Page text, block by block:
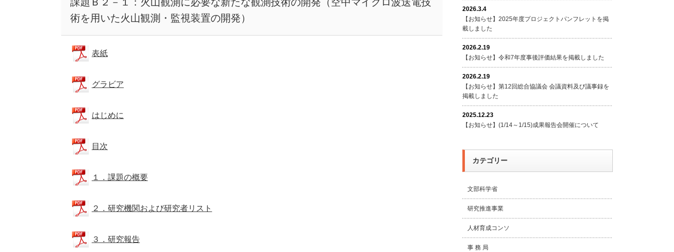
術を用いた火山観測・監視装置の開発）
表紙
グラビア
はじめに
目次
１．課題の概要
２．研究機関および研究者リスト
３．研究報告
2026.3.4
【お知らせ】2025年度プロジェクトパンフレットを掲
載しました
2026.2.19
【お知らせ】令和7年度事後評価結果を掲載しました
2026.2.19
【お知らせ】第12回総合協議会 会議資料及び議事録を
掲載しました
2025.12.23
【お知らせ】(1/14～1/15)成果報告会開催について
カテゴリー
文部科学省
研究推進事業
人材育成コンソ
事 務 局